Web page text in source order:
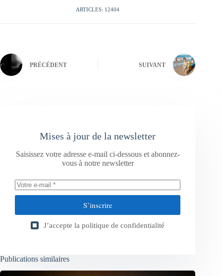
ARTICLES: 12404
PRÉCÉDENT SUIVANT
Mises à jour de la newsletter
Saisissez votre adresse e-mail ci-dessous et abonnez-
vous à notre newsletter
S’inscrire
J’accepte la politique de confidentialité
Publications similaires